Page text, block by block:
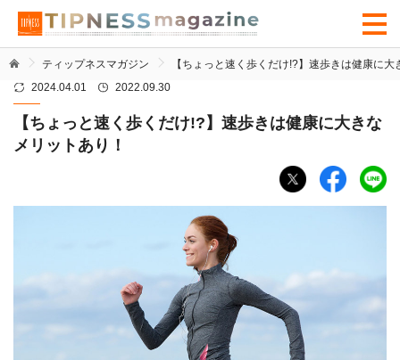
ティップネスマガジン
【ちょっと速く歩くだけ!?】速歩きは健康に
2024.04.01
2022.09.30
【ちょっと速く歩くだけ!?】速歩きは健康に大きな
メリットあり！